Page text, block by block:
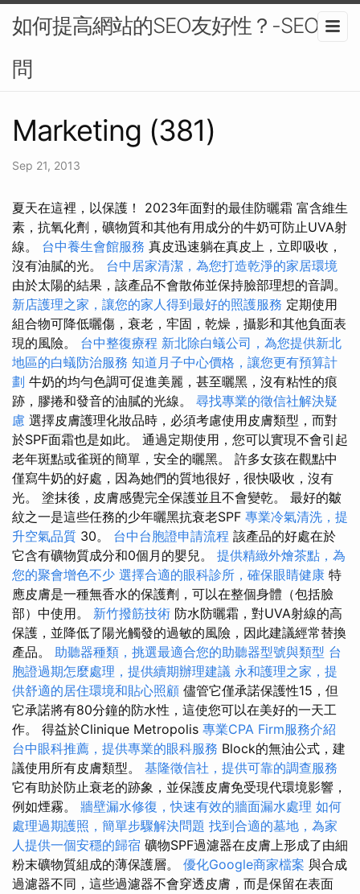
如何提高網站的SEO友好性？-SEO顧
問
Marketing (381)
Sep 21, 2013
夏天在這裡，以保護！ 2023年面對的最佳防曬霜 富含維生
素，抗氧化劑，礦物質和其他有用成分的牛奶可防止UVA射
線。 台中養生會館服務 真皮迅速躺在真皮上，立即吸收，
沒有油膩的光。 台中居家清潔，為您打造乾淨的家居環境
由於太陽的結果，該產品不會散佈並保持臉部理想的音調。
新店護理之家，讓您的家人得到最好的照護服務 定期使用
組合物可降低曬傷，衰老，牢固，乾燥，攝影和其他負面表
現的風險。 台中整復療程 新北除白蟻公司，為您提供新北
地區的白蟻防治服務 知道月子中心價格，讓您更有預算計
劃 牛奶的均勻色調可促進美麗，甚至曬黑，沒有粘性的痕
跡，膠捲和發音的油膩的光線。 尋找專業的徵信社解決疑
慮 選擇皮膚護理化妝品時，必須考慮使用皮膚類型，而對
於SPF面霜也是如此。 通過定期使用，您可以實現不會引起
老年斑點或雀斑的簡單，安全的曬黑。 許多女孩在觀點中
僅寫牛奶的好處，因為她們的質地很好，很快吸收，沒有
光。 塗抹後，皮膚感覺完全保護並且不會變乾。 最好的皺
紋之一是這些任務的少年曬黑抗衰老SPF 專業冷氣清洗，提
升空氣品質 30。 台中台胞證申請流程 該產品的好處在於
它含有礦物質成分和0個月的嬰兒。 提供精緻外燴茶點，為
您的聚會增色不少 選擇合適的眼科診所，確保眼睛健康 特
應皮膚是一種無香水的保護劑，可以在整個身體（包括臉
部）中使用。 新竹撥筋技術 防水防曬霜，對UVA射線的高
保護，並降低了陽光觸發的過敏的風險，因此建議經常替換
產品。 助聽器種類，挑選最適合您的助聽器型號與類型 台
胞證過期怎麼處理，提供續期辦理建議 永和護理之家，提
供舒適的居住環境和貼心照顧 儘管它僅承諾保護性15，但
它承諾將有80分鐘的防水性，這使您可以在美好的一天工
作。 得益於Clinique Metropolis 專業CPA Firm服務介紹
台中眼科推薦，提供專業的眼科服務 Block的無油公式，建
議使用所有皮膚類型。 基隆徵信社，提供可靠的調查服務
它有助於防止衰老的跡象，並保護皮膚免受現代環境影響，
例如煙霧。 牆壁漏水修復，快速有效的牆面漏水處理 如何
處理過期護照，簡單步驟解決問題 找到合適的墓地，為家
人提供一個安穩的歸宿 礦物SPF過濾器在皮膚上形成了由細
粉末礦物質組成的薄保護層。 優化Google商家檔案 與合成
過濾器不同，這些過濾器不會穿透皮膚，而是保留在表面